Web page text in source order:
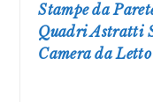
Stampe da
Quadri Astratti
Camera da